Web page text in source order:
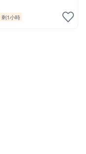
剩1小時